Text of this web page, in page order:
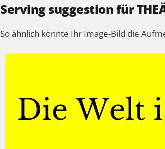
Serving suggestion für
So ähnlich könnte Ihr Image-Bild die